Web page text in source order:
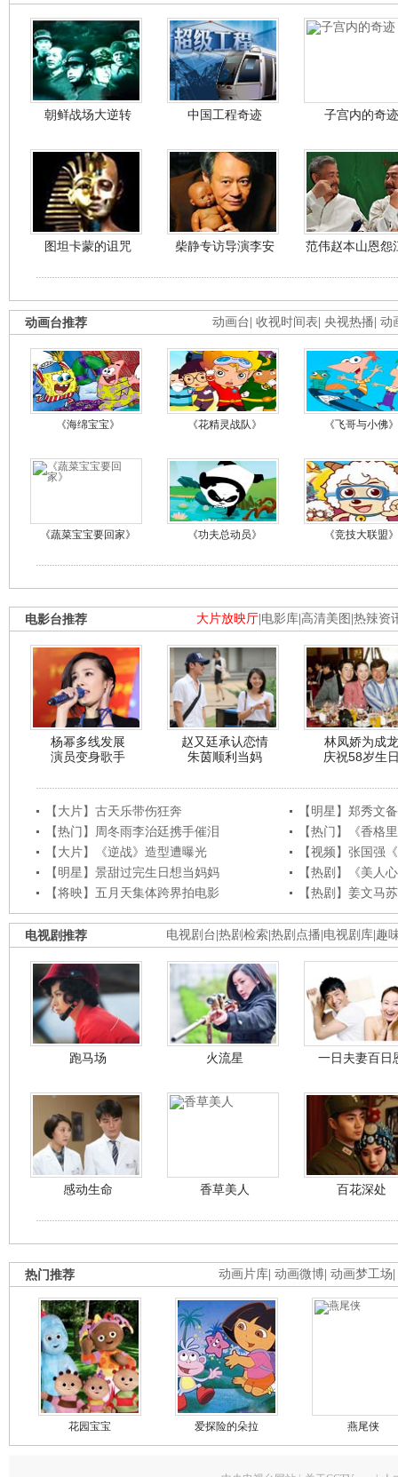
朝鲜战场大逆转 中国工程奇迹 子宫内的奇迹
图坦卡蒙的诅咒 柴静专访导演李安 范伟赵本山恩怨
动画台 收视时间表 央视热播 动
动画台推荐
《海绵宝宝》 《花精灵战队》 《飞哥与小佛》
《蔬菜宝宝要回家》 《功夫总动员》 《竞技大联盟》
大片放映厅 电影库 高清美图 热辣资
电影台推荐
杨幂多线发展
演员变身歌手
赵又廷承认恋情
朱茵顺利当妈
林凤娇为成龙
庆祝58岁生
【大片】古天乐带伤狂奔
【明星】郑秀文
【热门】周冬雨李治廷携手催泪
【热门】《香格
【大片】《逆战》造型遭曝光
【视频】张国强
【明星】景甜过完生日想当妈妈
【热剧】《美人
【将映】五月天集体跨界拍电影
【热剧】姜文马
电视剧台 热剧检索 热剧点播 电视剧库 趣
电视剧推荐
跑马场 火流星 一日夫妻百日
感动生命 香草美人 百花深处
动画片库 动画微博 动画梦工场
热门推荐
花园宝宝 爱探险的朵拉 燕尾侠